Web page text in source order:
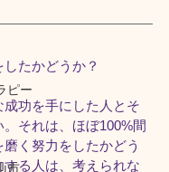
ピー
市
たかどうか？
成功を手にした人とそ
それは、ほぼ100%間
く努力をしたかどう
る人は、考えられな